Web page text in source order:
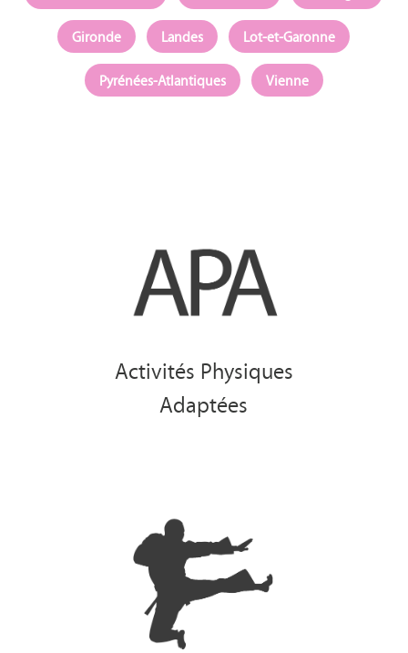
Gironde
Landes
Lot-et-Garonne
Pyrénées-Atlantiques
Vienne
Activités Physiques
Adaptées